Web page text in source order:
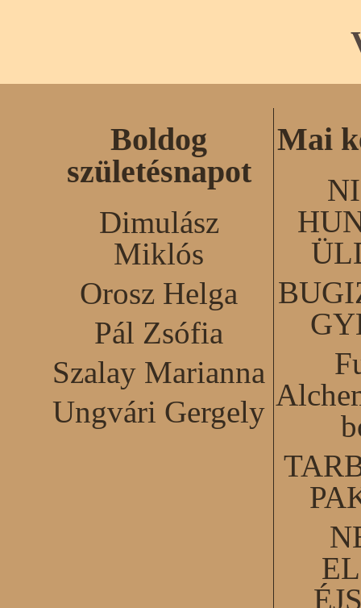
Boldog
születésnapot
Dimulász
Miklós
Orosz Helga
Pál Zsófia
Szalay Marianna
Ungvári Gergely
Mai